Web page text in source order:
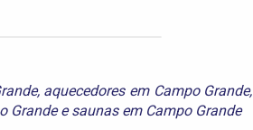
, aquecedores em Campo Grande,
Grandeesaunas em Campo Grande